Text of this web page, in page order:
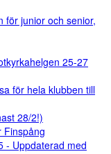
för junior och senior,
25-27
för hela klubben till
28/2!)
Finspång
- Uppdaterad med